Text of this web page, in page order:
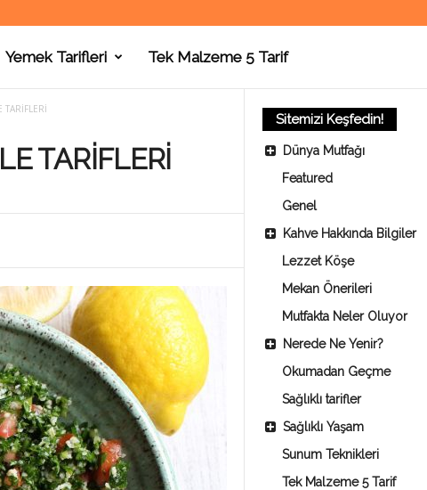
Yemek Tarifleri Tek Malzeme 5 Tarif
TARİFLERİ
TARİFLERİ
Sitemizi Keşfedin!
Dünya Mutfağı
Featured
Genel
Kahve Hakkında Bilgiler
Lezzet Köşe
Mekan Önerileri
Mutfakta Neler Oluyor
Nerede Ne Yenir?
Okumadan Geçme
Sağlıklı tarifler
Sağlıklı Yaşam
Sunum Teknikleri
Tek Malzeme 5 Tarif